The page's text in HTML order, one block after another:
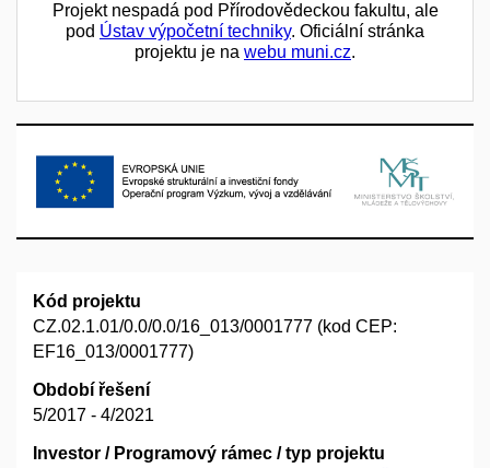
Projekt nespadá pod Přírodovědeckou fakultu, ale
pod Ústav výpočetní techniky. Oficiální stránka
projektu je na webu muni.cz.
Kód projektu
CZ.02.1.01/0.0/0.0/16_013/0001777 (kod CEP:
EF16_013/0001777)
Období řešení
5/2017 - 4/2021
Investor / Programový rámec / typ projektu